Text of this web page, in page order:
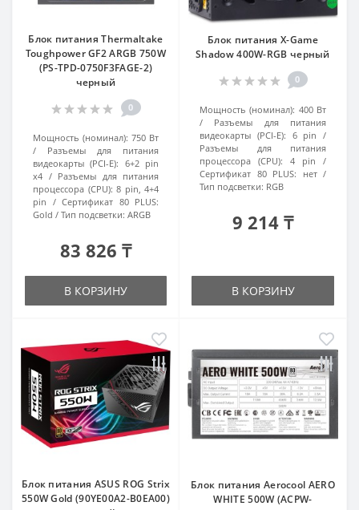
Блок питания Thermaltake
Toughpower GF2 ARGB 750W
(PS-TPD-0750F3FAGE-2)
черный
0
Мощность (номинал): 750 Вт
Разъемы для питания
видеокарты (PCI-E): 6+2 pin
x4
Разъемы для питания
процессора (CPU): 8 pin, 4+4
pin
Сертификат 80 PLUS:
Gold
Тип подсветки: ARGB
83 826 ₸
В КОРЗИНУ
Блок питания X-Game
Shadow 400W-RGB черный
0
Мощность (номинал): 400 Вт
Разъемы для питания
видеокарты (PCI-E): 6 pin
Разъемы для питания
процессора (CPU):
4 pin
Сертификат 80 PLUS:
нет
Тип подсветки: RGB
9 214 ₸
В КОРЗИНУ
Блок питания ASUS ROG Strix
550W Gold (90YE00A2-B0EA00)
Блок питания Aerocool AERO
WHITE 500W (ACPW-